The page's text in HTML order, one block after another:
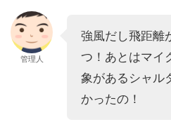
管理人
強風だし飛距離
つ！あとはマイ
象があるシャル
かったの！